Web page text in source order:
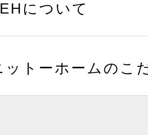
について
ットーホームのこ